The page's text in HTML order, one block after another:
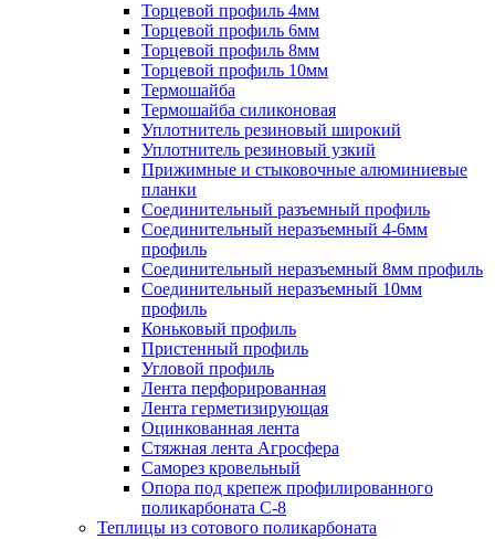
Торцевой профиль 4мм
Торцевой профиль 6мм
Торцевой профиль 8мм
Торцевой профиль 10мм
Термошайба
Термошайба силиконовая
Уплотнитель резиновый широкий
Уплотнитель резиновый узкий
Прижимные и стыковочные алюминиевые
планки
Соединительный разъемный профиль
Соединительный неразъемный 4-6мм
профиль
Соединительный неразъемный 8мм профиль
Соединительный неразъемный 10мм
профиль
Коньковый профиль
Пристенный профиль
Угловой профиль
Лента перфорированная
Лента герметизирующая
Оцинкованная лента
Стяжная лента Агросфера
Саморез кровельный
Опора под крепеж профилированного
поликарбоната С-8
Теплицы из сотового поликарбоната